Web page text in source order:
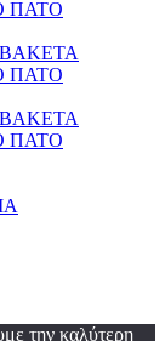
ΠΑΤΟ
ΠΑΤΟ
ΠΑΤΟ
την καλύτερη